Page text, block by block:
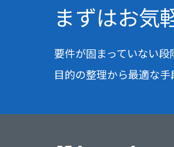
まずはお気
要件が固まっていない段
目的の整理から最適な手